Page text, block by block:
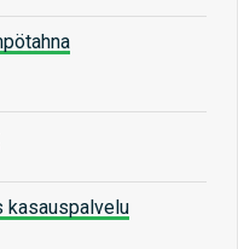
kasauspalvelu